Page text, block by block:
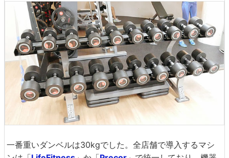
一番重いダンベルは30kgでした。全店舗で導入するマシ